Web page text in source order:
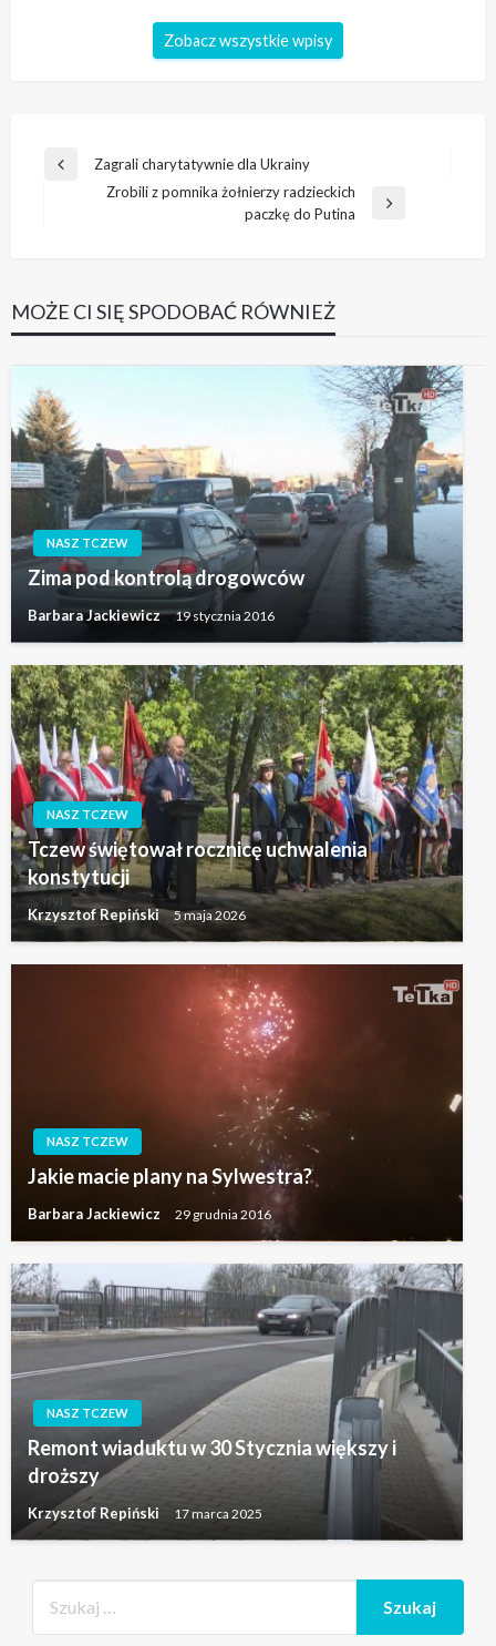
Zobacz wszystkie wpisy
Nawigacja
Poprzedni
Zagrali charytatywnie dla Ukrainy
Zrobili z pomnika żołnierzy radzieckich
paczkę do Putina
MOŻE CI SIĘ SPODOBAĆ RÓWNIEŻ
NASZ TCZEW
Zima pod kontrolą drogowców
Barbara Jackiewicz 19 stycznia 2016
NASZ TCZEW
Tczew świętował rocznicę uchwalenia
konstytucji
Krzysztof Repiński 5 maja 2026
NASZ TCZEW
Jakie macie plany na Sylwestra?
Barbara Jackiewicz 29 grudnia 2016
NASZ TCZEW
Remont wiaduktu w 30 Stycznia większy i
droższy
Krzysztof Repiński 17 marca 2025